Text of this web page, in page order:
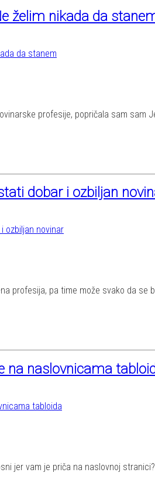
želim nikada da
profesije, popričala sam sam
dobar i ozbiljan
profesija, pa time može svako da
na naslovnicama
jer vam je priča na naslovnoj stranici?